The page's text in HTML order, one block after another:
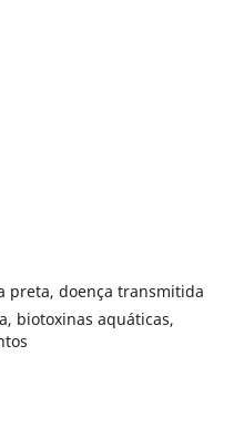
preta, doença transmitida
biotoxinas aquáticas,